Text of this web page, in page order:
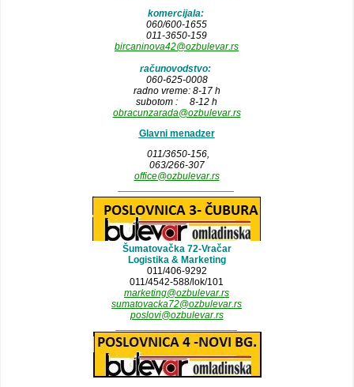
komercijala:
060/600-1655
011-3650-159
bircaninova42@ozbulevar.rs
računovodstvo:
060-625-0008
radno vreme: 8-17 h
subotom : 8-12 h
obracunzarada@ozbulevar.rs
Glavni menadzer
011/3650-156,
063/266-307
office@ozbulevar.rs
Šumatovačka 72-Vračar
Logistika & Marketing
011/406-9292
011/4542-588/lok/101
marketing@ozbulevar.rs
sumatovacka72@ozbulevar.rs
poslovi@ozbulevar.rs